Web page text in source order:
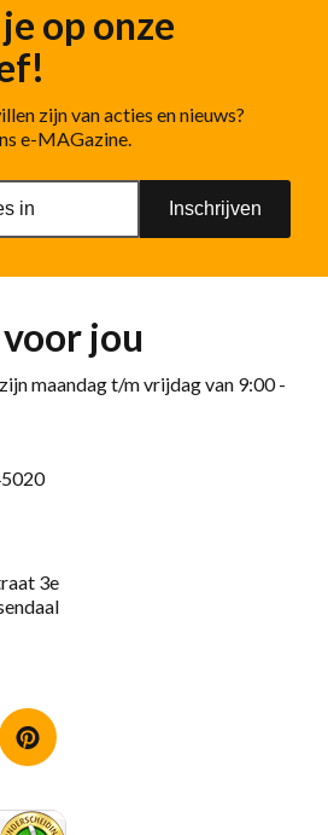
op onze
zijn van acties en nieuws?
e-MAGazine.
Inschrijven
jou
maandag t/m vrijdag van 9:00 -
3e
YouTube